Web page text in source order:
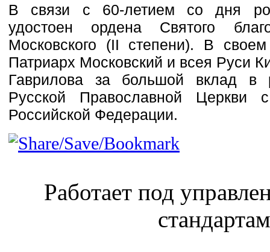
В связи с 60-летием со дня
удостоен ордена Святого
Московского (II степени). В
Патриарх Московский и всея Руси
Гаврилова за большой вклад в
Русской Православной Церкви
Российской Федерации.
Работает под